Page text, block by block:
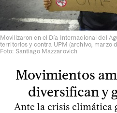
Movilizaron en el Día Internacional del
territorios y contra UPM (archivo, marzo
Foto: Santiago Mazzarovich
Movimientos
diversifican y
Ante la crisis climática